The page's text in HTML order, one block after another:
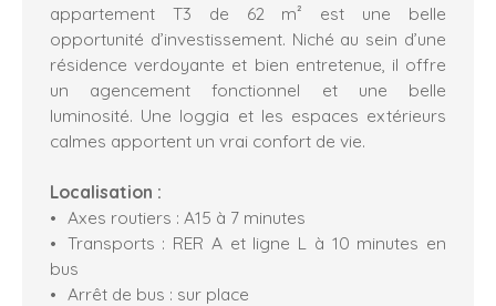
appartement T3 de 62 m² est une belle
opportunité d’investissement. Niché au sein d’une
résidence verdoyante et bien entretenue, il offre
un agencement fonctionnel et une belle
luminosité. Une loggia et les espaces extérieurs
calmes apportent un vrai confort de vie.
Localisation :
Axes routiers : A15 à 7 minutes
Transports : RER A et ligne L à 10 minutes en
bus
Arrêt de bus : sur place